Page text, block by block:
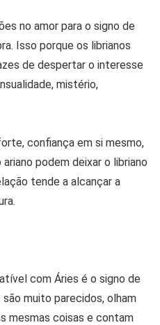
no amor para o signo de
Isso porque os librianos
de despertar o interesse
mistério,
confiança em si mesmo,
podem deixar o libriano
tende a alcançar a
com Áries é o signo de
muito parecidos, olham
mesmas coisas e contam